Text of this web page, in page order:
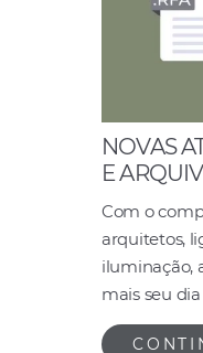
NOVAS
E
Com o
arquitetos,
iluminação,
mais seu